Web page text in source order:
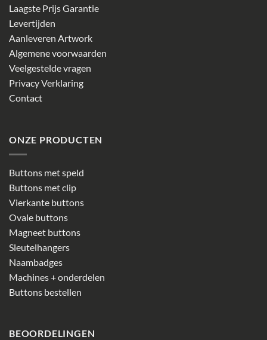
Laagste Prijs Garantie
Levertijden
Aanleveren Artwork
Algemene voorwaarden
Veelgestelde vragen
Privacy Verklaring
Contact
ONZE PRODUCTEN
Buttons met speld
Buttons met clip
Vierkante buttons
Ovale buttons
Magneet buttons
Sleutelhangers
Naambadges
Machines + onderdelen
Buttons bestellen
BEOORDELINGEN